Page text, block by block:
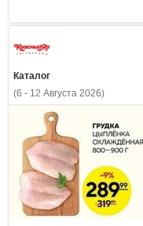
Каталог
(6 - 12 Августа 2026)